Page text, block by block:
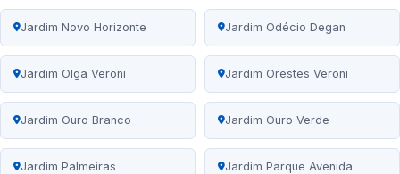
Jardim Novo Horizonte Jardim Odécio Degan
Jardim Olga Veroni Jardim Orestes Veroni
Jardim Ouro Branco Jardim Ouro Verde
Jardim Palmeiras Jardim Parque Avenida